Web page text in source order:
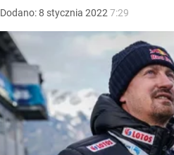
Dodano:8 stycznia 2022 7:29